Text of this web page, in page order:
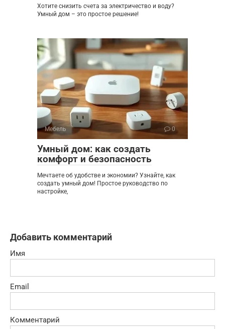
Хотите снизить счета за электричество и воду?
Умный дом – это простое решение!
Мебель 0
Умный дом: как создать
комфорт и безопасность
Мечтаете об удобстве и экономии? Узнайте, как
создать умный дом! Простое руководство по
настройке,
Добавить комментарий
Имя
Email
Комментарий